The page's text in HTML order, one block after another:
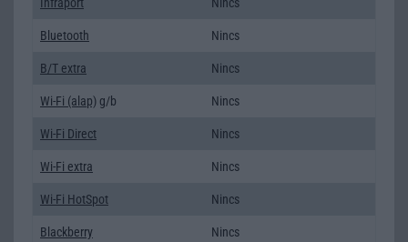
Bluetooth Nincs
B/T extra Nincs
Wi-Fi (alap) g/b Nincs
Wi-Fi Direct Nincs
Wi-Fi extra Nincs
Wi-Fi HotSpot Nincs
Blackberry Nincs